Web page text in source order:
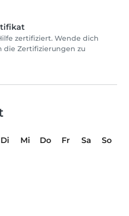
zertifiziert. Wende dich
die Zertifizierungen zu
Di Mi Do Fr Sa
So